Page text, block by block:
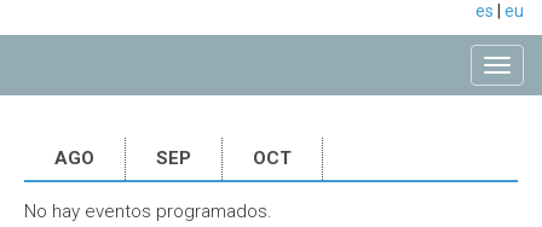
es eu
AGO SEP OCT
No hay eventos programados.